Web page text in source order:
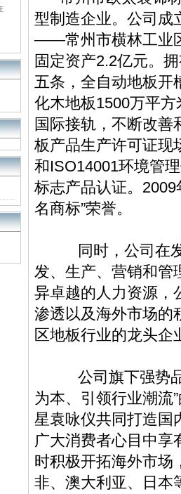
型制造企业。公司成
——常州市横林工业
固定资产2.2亿元。
五条，全自动地板开
化木地板1500万平
国际接轨，不断改善
板产品生产许可证现
和ISO14001环境管
标志产品认证。2009
名商标”荣誉。
同时，公司在发
发、生产、营销和管
异卓越的人力资源，
渗透以及海外市场的
区地板行业的龙头企
公司旗下强势品
为本、引领行业潮流
星袁咏仪共同打造国
广大消费者心目中享
时积极开拓海外市场
非、澳大利亚、日本